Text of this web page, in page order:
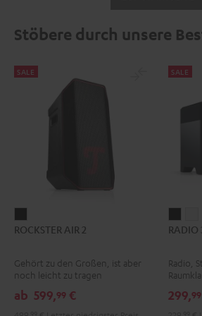
Stöbere durch unsere
AIR
Schwarz
ROCKSTER AIR 2
Gehört zu den Großen, ist aber
noch leicht zu tragen
SALE
ab 599,99 €
RADIO
Radio,
SALE
299,99